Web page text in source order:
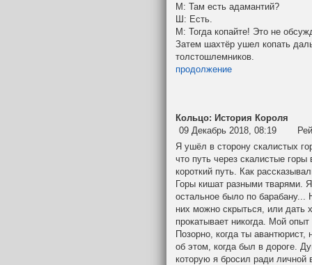
М: Там есть адамантий?
Ш: Есть.
М: Тогда копайте! Это не
Затем шахтёр ушел копать
толстошлемников.
продолжение
Кольцо: История Короля
09 Декабрь 2018, 08:19
Я ушёл в сторону скалистых
что путь через скалистые
короткий путь. Как
Горы кишат разными тварями.
остальное было по
них можно скрыться, или дать
прокатывает никогда. Мой
Позорно, когда ты
об этом, когда был в дороге.
которую я бросил ради